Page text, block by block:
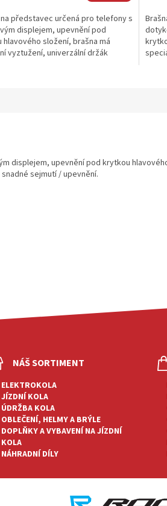
představec určená pro telefony s
displejem, upevnění pod
složení, brašna má
vyztužení, univerzální držák
displejem, upevnění pod krytkou
sejmutí / upevnění.
NÁŠ SORTIMENT
ELEKTROKOLA
JÍZDNÍ KOLA
ÚDRŽBA KOLA
OBLEČENÍ, HELMY A BRÝLE
DOPLŇKY A VYBAVENÍ NA JÍZDNÍ
KOLA
NÁHRADNÍ DÍLY